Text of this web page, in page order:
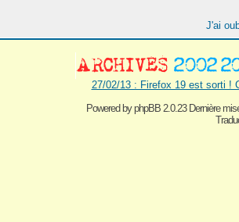
J'ai
27/02/13 : Firefox 19 est sorti !
Powered byphpBB 2.0.23 Dernière